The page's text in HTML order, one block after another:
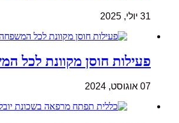
31 יולי, 2025
פעילות חוסן מקוונת לכל
07 אוגוסט, 2024